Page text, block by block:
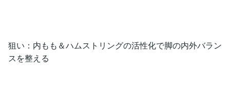
狙い：内もも＆ハムストリングの活性化で脚の内外バラン
スを整える